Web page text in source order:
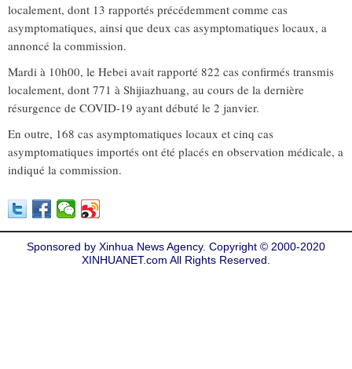
localement, dont 13 rapportés précédemment comme cas
asymptomatiques, ainsi que deux cas asymptomatiques locaux, a
annoncé la commission.
Mardi à 10h00, le Hebei avait rapporté 822 cas confirmés transmis
localement, dont 771 à Shijiazhuang, au cours de la dernière
résurgence de COVID-19 ayant débuté le 2 janvier.
En outre, 168 cas asymptomatiques locaux et cinq cas
asymptomatiques importés ont été placés en observation médicale, a
indiqué la commission.
Sponsored by Xinhua News Agency. Copyright © 2000-2020
XINHUANET.com All Rights Reserved.